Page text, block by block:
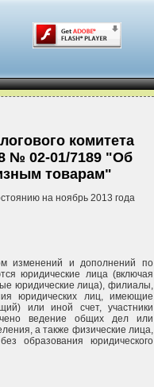
комитета
№ 02-01/7189 "Об
товарам"
на ноябрь 2013 года
изменений и дополнений по
юридические лица (включая
юридические лица), филиалы,
юридических лиц, имеющие
или иной счет, участники
ведение общих дел или
а также физические лица,
образования юридического